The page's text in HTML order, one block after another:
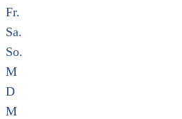
Fr.
Sa.
So.
M
D
M